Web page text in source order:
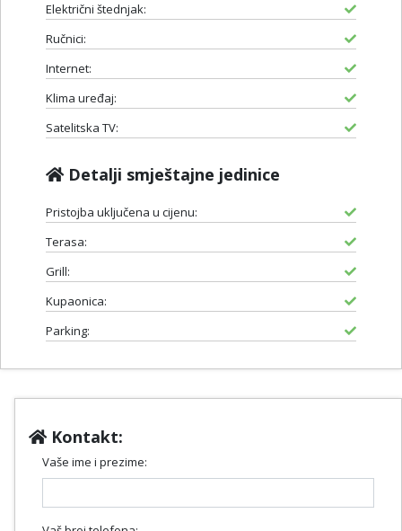
Električni štednjak:
Ručnici:
Internet:
Klima uređaj:
Satelitska TV:
Detalji smještajne jedinice
Pristojba uključena u cijenu:
Terasa:
Grill:
Kupaonica:
Parking:
Kontakt:
Vaše ime i prezime: